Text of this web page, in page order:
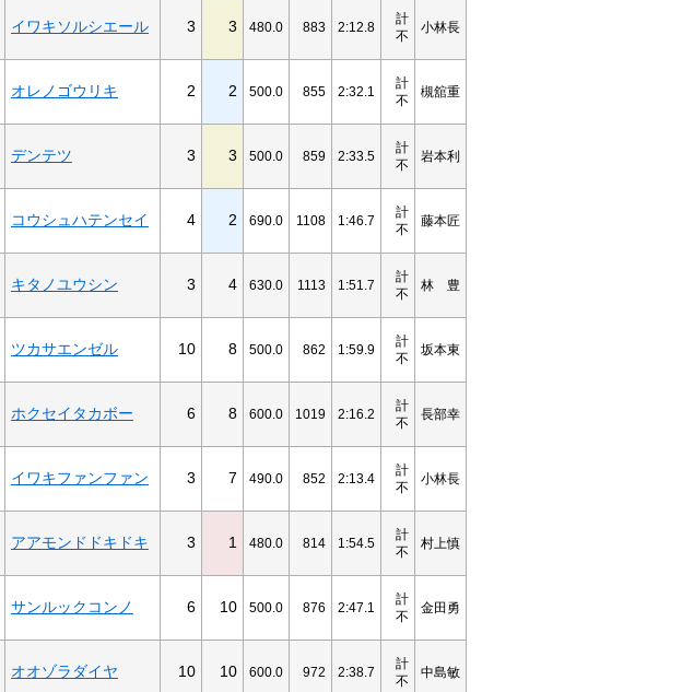
イワキソルシエール 3 3 480.0 883 2:12.8
計
不
小林長
オレノゴウリキ 2 2 500.0 855 2:32.1
計
不
槻舘重
デンテツ 3 3 500.0 859 2:33.5
計
不
岩本利
コウシュハテンセイ 4 2 690.0 1108 1:46.7
計
不
藤本匠
キタノユウシン 3 4 630.0 1113 1:51.7
計
不
林 豊
ツカサエンゼル 10 8 500.0 862 1:59.9
計
不
坂本東
ホクセイタカボー 6 8 600.0 1019 2:16.2
計
不
長部幸
イワキファンファン 3 7 490.0 852 2:13.4
計
不
小林長
アアモンドドキドキ 3 1 480.0 814 1:54.5
計
不
村上慎
サンルックコンノ 6 10 500.0 876 2:47.1
計
不
金田勇
オオゾラダイヤ 10 10 600.0 972 2:38.7
計
不
中島敏